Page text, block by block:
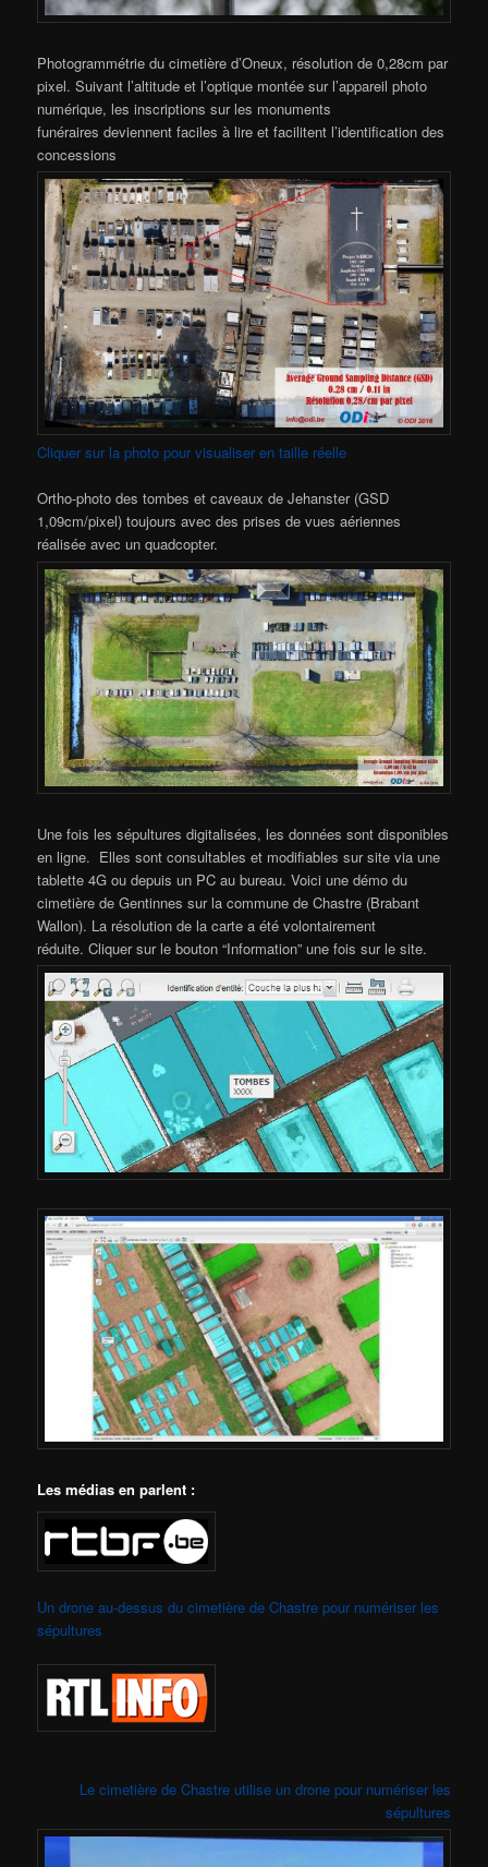
Photogrammétrie du cimetière d’Oneux, résolution de 0,28cm par
pixel. Suivant l’altitude et l’optique montée sur l’appareil photo
numérique, les inscriptions sur les monuments
funéraires deviennent faciles à lire et facilitent l’identification des
concessions
Cliquer sur la photo pour visualiser en taille réelle
Ortho-photo des tombes et caveaux de Jehanster (GSD
1,09cm/pixel) toujours avec des prises de vues aériennes
réalisée avec un quadcopter.
Une fois les sépultures digitalisées, les données sont disponibles
en ligne. Elles sont consultables et modifiables sur site via une
tablette 4G ou depuis un PC au bureau. Voici une démo du
cimetière de Gentinnes sur la commune de Chastre (Brabant
Wallon). La résolution de la carte a été volontairement
réduite. Cliquer sur le bouton “Information” une fois sur le site.
Les médias en parlent :
Un drone au-dessus du cimetière de Chastre pour numériser les
sépultures
Le cimetière de Chastre utilise un drone pour numériser les
sépultures